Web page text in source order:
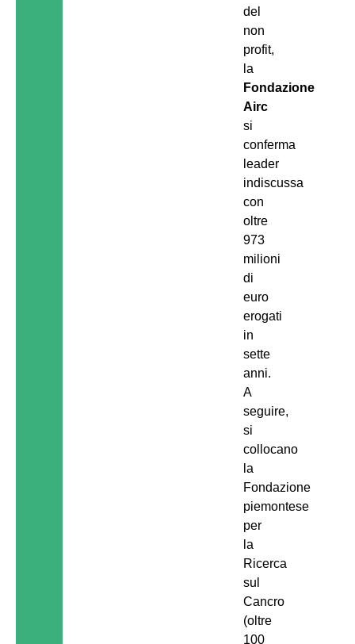
del
non
profit,
la
Fondazione
Airc
si
conferma
leader
indiscussa
con
oltre
973
milioni
di
euro
erogati
in
sette
anni.
A
seguire,
si
collocano
la
Fondazione
piemontese
per
la
Ricerca
sul
Cancro
(oltre
100